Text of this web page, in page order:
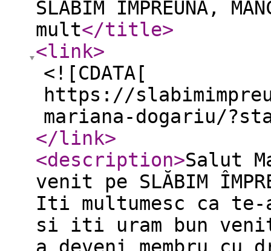
SLĂBIM ÎMPREUNĂ,
mult</title>
<link>
<![CDATA[
https://
mariana-dogariu/
</link>
<description>Salut
venit pe SLĂBIM
Iti multumesc ca
si iti uram bun